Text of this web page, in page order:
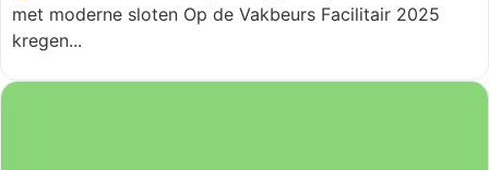
met moderne sloten Op de Vakbeurs Facilitair 2025
kregen...